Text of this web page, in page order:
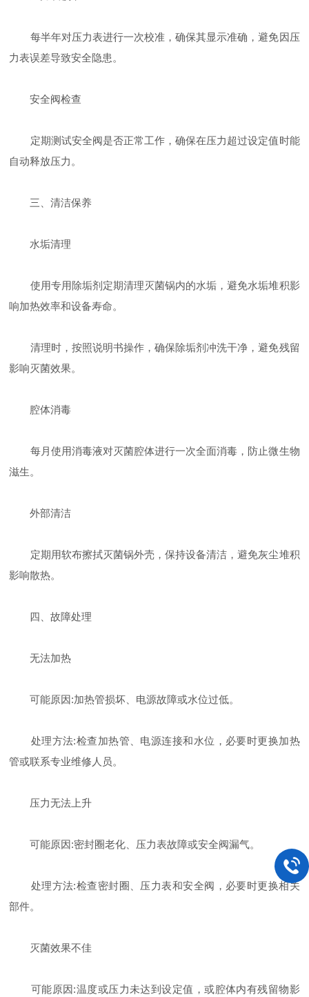
每半年对压力表进行一次校准，确保其显示准确，避免因压
力表误差导致安全隐患。
​安全阀检查
定期测试安全阀是否正常工作，确保在压力超过设定值时能
自动释放压力。
​三、清洁保养
​水垢清理
使用专用除垢剂定期清理灭菌锅内的水垢，避免水垢堆积影
响加热效率和设备寿命。
清理时，按照说明书操作，确保除垢剂冲洗干净，避免残留
影响灭菌效果。
​腔体消毒
每月使用消毒液对灭菌腔体进行一次全面消毒，防止微生物
滋生。
​外部清洁
定期用软布擦拭灭菌锅外壳，保持设备清洁，避免灰尘堆积
影响散热。
​四、故障处理
​无法加热
​可能原因:加热管损坏、电源故障或水位过低。
​处理方法:检查加热管、电源连接和水位，必要时更换加热
管或联系专业维修人员。
​压力无法上升
​可能原因:密封圈老化、压力表故障或安全阀漏气。
​处理方法:检查密封圈、压力表和安全阀，必要时更换相关
部件。
​灭菌效果不佳
​可能原因:温度或压力未达到设定值，或腔体内有残留物影